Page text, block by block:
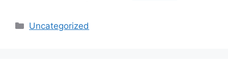
Categories
Uncategorized